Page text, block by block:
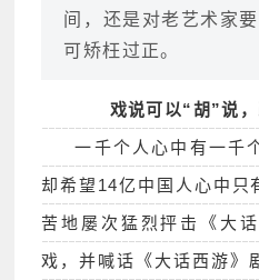
间，还是对老艺术家
可矫枉过正。
戏说可以“胡”说
一千个人心中有一千
却希望14亿中国人心中只
苦地屡次猛烈抨击《大
戏，并喊话《大话西游》